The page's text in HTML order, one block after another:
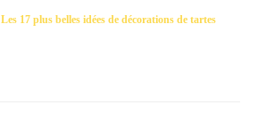
Les 17 plus belles idées de décorations de tartes